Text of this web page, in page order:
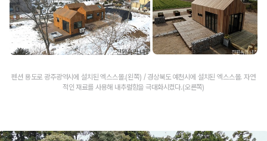
펜션 용도로 광주광역시에 설치된 엑스스몰.(왼쪽) / 경상북도 예천시에 설치된 엑스스몰. 자연
적인 재료를 사용해 내추럴함을 극대화시켰다.(오른쪽)